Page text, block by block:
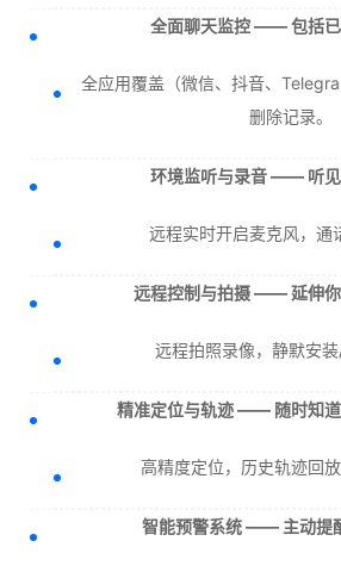
全面聊天监控 —— 包括
全应用覆盖（微信、抖音、
删除记录。
环境监听与录音 —— 听
远程实时开启麦克风，通
远程控制与拍摄 —— 延伸
远程拍照录像，静默安装
精准定位与轨迹 —— 随时知
高精度定位，历史轨迹回放
智能预警系统 —— 主动提